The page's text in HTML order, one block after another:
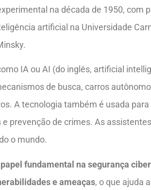
na década de 1950, com
artificial na Universidade
IA ou AI (do inglês, artificial
de busca, carros
A tecnologia também é usada
prevenção de crimes. As
o mundo.
fundamental na segurança
e ameaças, o que ajuda